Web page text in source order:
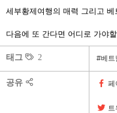
세부황제여행의 매력 그리고
다음에 또 간다면 어디로 가야
태그 2 #베트
공유 페
트